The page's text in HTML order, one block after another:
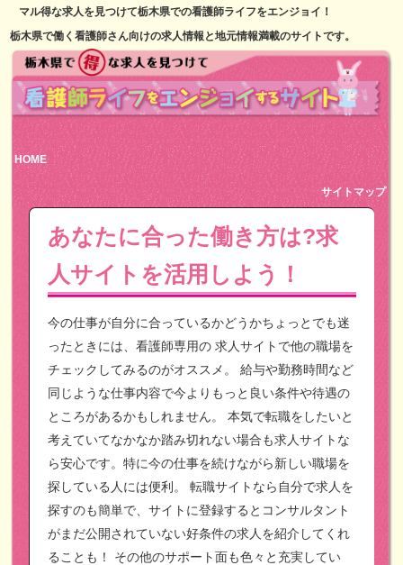
マル得な求人を見つけて栃木県での看護師ライフをエンジョイ！
栃木県で働く看護師さん向けの求人情報と地元情報満載のサイトです。
HOME
サイトマップ
あなたに合った働き方は?求
人サイトを活用しよう！
今の仕事が自分に合っているかどうかちょっとでも迷
ったときには、看護師専用の 求人サイトで他の職場を
チェックしてみるのがオススメ。
給与や勤務時間など
同じような仕事内容で今よりもっと良い条件や待遇の
ところがあるかもしれません。
本気で転職をしたいと
考えていてなかなか踏み切れない場合も求人サイトな
ら安心です。特に今の仕事を続けながら新しい職場を
探している人には便利。
転職サイトなら自分で求人を
探すのも簡単で、サイトに登録するとコンサルタント
がまだ公開されていない好条件の求人を紹介してくれ
ることも！
その他のサポート面も色々と充実してい